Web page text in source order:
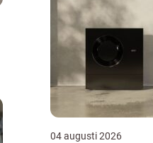
04 augusti 2026